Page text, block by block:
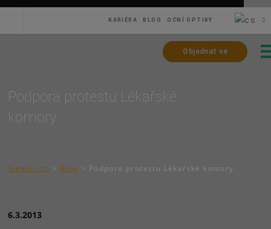
KARIÉRA BLOG OČNÍ OPTIKY
Objednat se
Podpora protestu Lékařské
komory
Gemini.cz > Blog > Podpora protestu Lékařské komory
6.3.2013